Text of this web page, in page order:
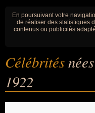
En poursuivant votre
de réaliser des statistiques
contenus ou publicités
Célébrités
1922